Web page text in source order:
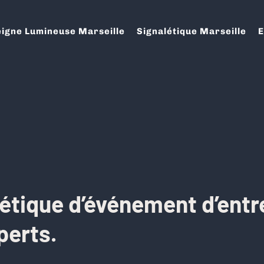
Lumineuse Marseille Signalétique Marseille
d’événement